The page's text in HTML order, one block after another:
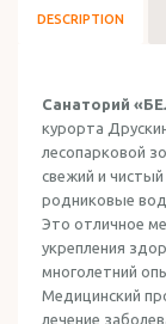
DESCRIPTION
Санаторий
курорта
лесопарковой
свежий и
родниковые
Это отличное
укрепления
многолетний
Медицинский
лечение